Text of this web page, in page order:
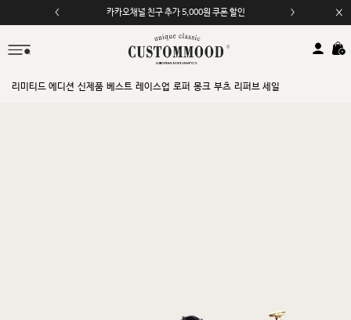
카카오채널 친구 추가 5,000원 쿠폰 할인
리미티드 에디션 신제품 베스트 레이스업 로퍼 몽크 부츠 리퍼브 세일